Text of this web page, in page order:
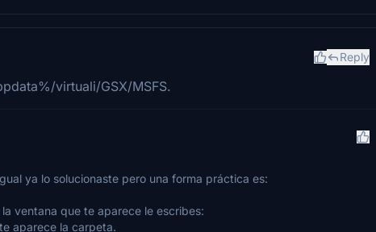
Reply
virtuali/GSX/MSFS.
ya lo solucionaste pero una forma práctica es:
ventana que te aparece le escribes:
aparece la carpeta.